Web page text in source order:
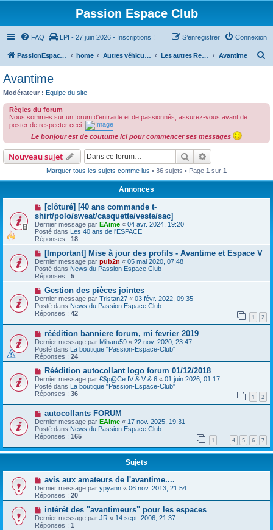
Passion Espace Club
FAQ LPI - 27 juin 2026 - Inscriptions ! Connexion
S’enregistrer
PassionEspaceClub home Autres véhicules Les autres Renault ... et pas que les Renault Avantime
c
Avantime
Modérateur : Equipe du site
Règles du forum
Nous sommes sur un forum d'entraide et de passionnés, assurez-vous avant de
poster de respecter ceci:
Le bonjour est de coutume ici pour commencer ses messages
Nouveau sujet Rechercher
Marquer tous les sujets comme lus • 36 sujets • Page 1 sur 1
Annonces
[clôturé] [40 ans commande t-
shirt/polo/sweat/casquette/veste/sac]
Dernier message par EAime « 04 avr. 2024, 19:20
Posté dans Les 40 ans de l'ESPACE
Réponses : 18
[Important] Mise à jour des profils - Avantime et Espace V
Dernier message par pub2n « 05 mai 2020, 07:48
Posté dans News du Passion Espace Club
Réponses : 5
Gestion des pièces jointes
Dernier message par Tristan27 « 03 févr. 2022, 09:35
Posté dans News du Passion Espace Club
Réponses : 42 1 2
réédition banniere forum, mi fevrier 2019
Dernier message par Miharu59 « 22 nov. 2020, 23:47
Posté dans La boutique "Passion-Espace-Club"
Réponses : 24
Réédition autocollant logo forum 01/12/2018
Dernier message par €$p@Ce IV & V & 6 « 01 juin 2026, 01:17
Posté dans La boutique "Passion-Espace-Club"
Réponses : 36 1 2
autocollants FORUM
Dernier message par EAime « 17 nov. 2025, 19:31
Posté dans News du Passion Espace Club
Réponses : 165 1 … 4 5 6 7
Sujets
avis aux amateurs de l'avantime....
Dernier message par ypyann « 06 nov. 2013, 21:54
Réponses : 20
intérêt des "avantimeurs" pour les espaces
Dernier message par JR « 14 sept. 2006, 21:37
Réponses : 1